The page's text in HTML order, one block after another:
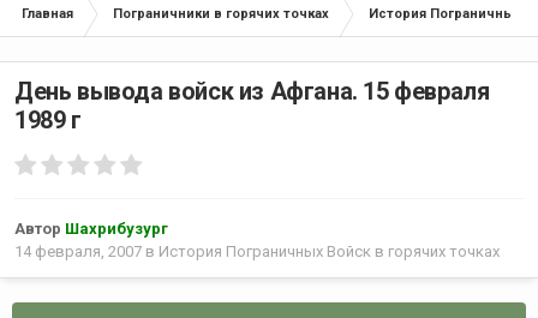
Главная Пограничники в горячих точках История Пограничных
День вывода войск из Афгана. 15 февраля
1989 г
Автор Шахрибузург
14 февраля, 2007 в История Пограничных Войск в горячих точках